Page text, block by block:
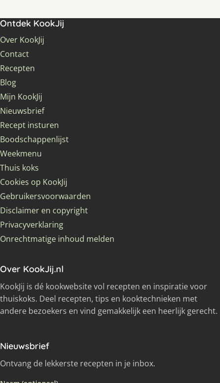
Ontdek KookJij
Over KookJij
Contact
Recepten
Blog
Mijn KookJij
Nieuwsbrief
Recept insturen
Boodschappenlijst
Weekmenu
Thuis koks
Cookies op KookJij
Gebruikersvoorwaarden
Disclaimer en copyright
Privacyverklaring
Onrechtmatige inhoud melden
Over KookJij.nl
KookJij is dé kookwebsite vol recepten en inspiratie voor
thuiskoks. Deel recepten, tips en kooktechnieken met
andere bezoekers en vind gemakkelijk een heerlijk gerecht.
Nieuwsbrief
Ontvang de lekkerste recepten in je inbox.